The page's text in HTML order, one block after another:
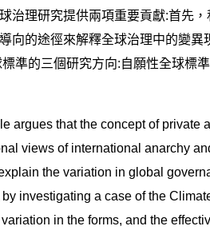
治理研究提供兩項重要貢獻:首先
向的途徑來解釋全球治理中的變異
準的三個研究方向:自願性全球標
argues that the concept of private
views of international anarchy
the variation in global
investigating a case of the
in the forms, and the